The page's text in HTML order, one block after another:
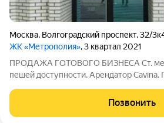
Москва, Волгоградский проспект,32/
ЖК «Метрополия», 3 квартал 2021
ПРОДАЖА ГОТОВОГО БИЗНЕСА Ст.
пешей доступности. Арендатор Cavina. Площадь помещения
здание. Можно установить террасу. Арендная
Срок договора аренды до
Позвонить